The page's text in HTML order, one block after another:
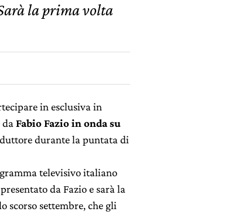
la prima volta
in esclusiva in
Fabio Fazio in onda su
durante la puntata di
televisivo italiano
da Fazio e sarà la
scorso settembre, che gli